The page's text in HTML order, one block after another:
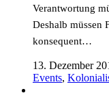
Verantwortung
Deshalb müssen
konsequent…
13. Dezember
Events,